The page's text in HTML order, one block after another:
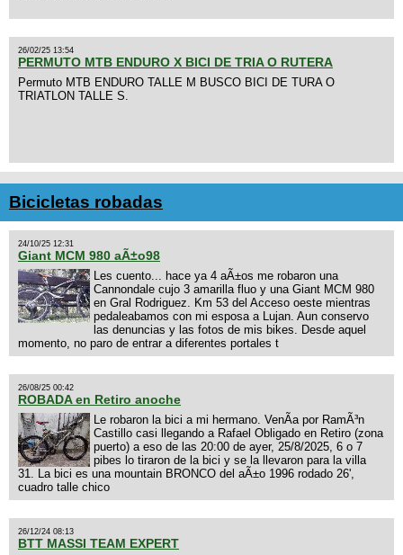
26/02/25 13:54
PERMUTO MTB ENDURO X BICI DE TRIA O RUTERA
Permuto MTB ENDURO TALLE M BUSCO BICI DE TURA O
TRIATLON TALLE S.
Bicicletas robadas
24/10/25 12:31
Giant MCM 980 aÃ±o98
Les cuento... hace ya 4 aÃ±os me robaron una
Cannondale cujo 3 amarilla fluo y una Giant MCM 980
en Gral Rodriguez. Km 53 del Acceso oeste mientras
pedaleabamos con mi esposa a Lujan. Aun conservo
las denuncias y las fotos de mis bikes. Desde aquel
momento, no paro de entrar a diferentes portales t
26/08/25 00:42
ROBADA en Retiro anoche
Le robaron la bici a mi hermano. VenÃ­a por RamÃ³n
Castillo casi llegando a Rafael Obligado en Retiro (zona
puerto) a eso de las 20:00 de ayer, 25/8/2025, 6 o 7
pibes lo tiraron de la bici y se la llevaron para la villa
31. La bici es una mountain BRONCO del aÃ±o 1996 rodado 26',
cuadro talle chico
26/12/24 08:13
BTT MASSI TEAM EXPERT